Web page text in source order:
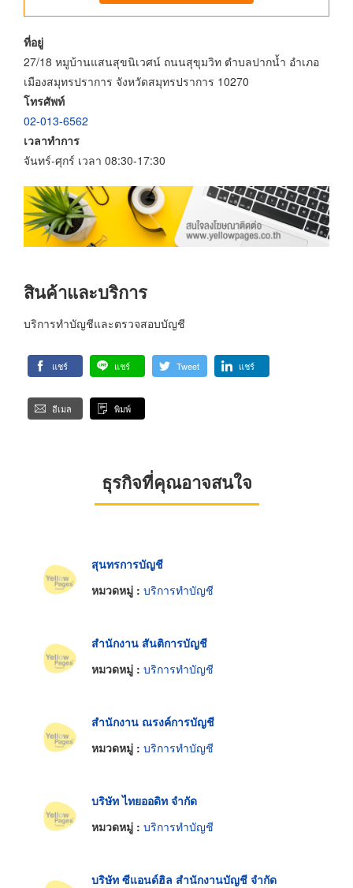
ที่อยู่
27/18 หมูบ้านแสนสุขนิเวศน์ ถนนสุขุมวิท ตำบลปากน้ำ อำเภอ
เมืองสมุทรปราการ จังหวัดสมุทรปราการ 10270
โทรศัพท์
02-013-6562
เวลาทำการ
จันทร์-ศุกร์ เวลา 08:30-17:30
สินค้าและบริการ
บริการทำบัญชีและตรวจสอบบัญชี
แชร์ แชร์ Tweet แชร์
อีเมล พิมพ์
ธุรกิจที่คุณอาจสนใจ
สุนทรการบัญชี
หมวดหมู่ : บริการทำบัญชี
สำนักงาน สันติการบัญชี
หมวดหมู่ : บริการทำบัญชี
สำนักงาน ณรงค์การบัญชี
หมวดหมู่ : บริการทำบัญชี
บริษัท ไทยออดิท จำกัด
หมวดหมู่ : บริการทำบัญชี
บริษัท ซีแอนด์ฮิล สำนักงานบัญชี จำกัด